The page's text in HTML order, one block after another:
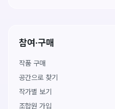
참여·구매
작품 구매
공간으로 찾기
작가별 보기
조합원 가입